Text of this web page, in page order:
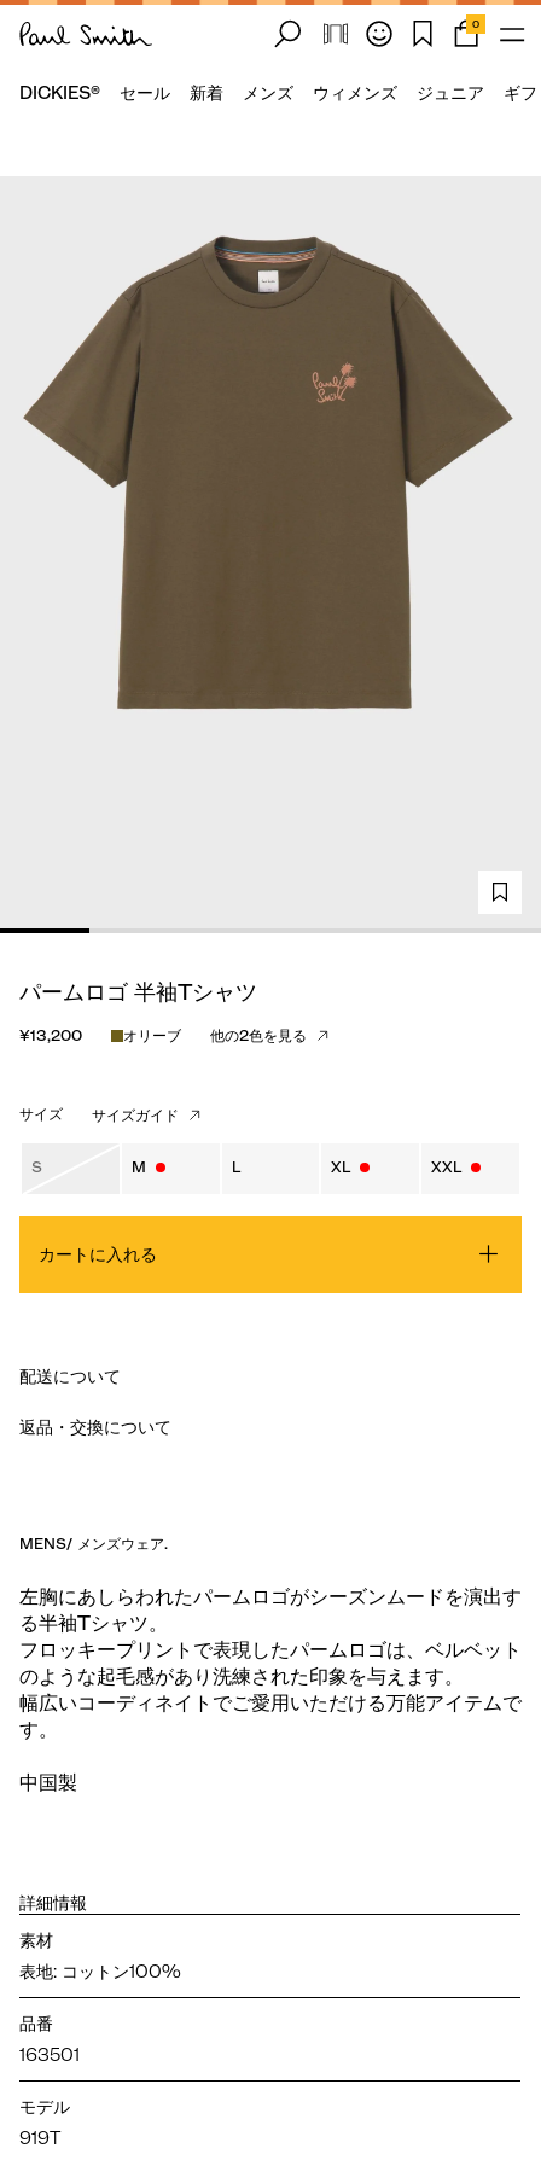
0
DICKIES® セール 新着 メンズ ウィメンズ ジュニア ギ
パームロゴ 半袖Tシャツ
¥13,200 オリーブ 他の2色を見る
サイズ サイズガイド
S M L XL XXL
カートに入れる
配送について
返品・交換について
MENS/ メンズウェア.
左胸にあしらわれたパームロゴがシーズンムードを演出す
る半袖Tシャツ。
フロッキープリントで表現したパームロゴは、ベルベット
のような起毛感があり洗練された印象を与えます。
幅広いコーディネイトでご愛用いただける万能アイテムで
す。
中国製
詳細情報
素材
表地: コットン100%
品番
163501
モデル
919T